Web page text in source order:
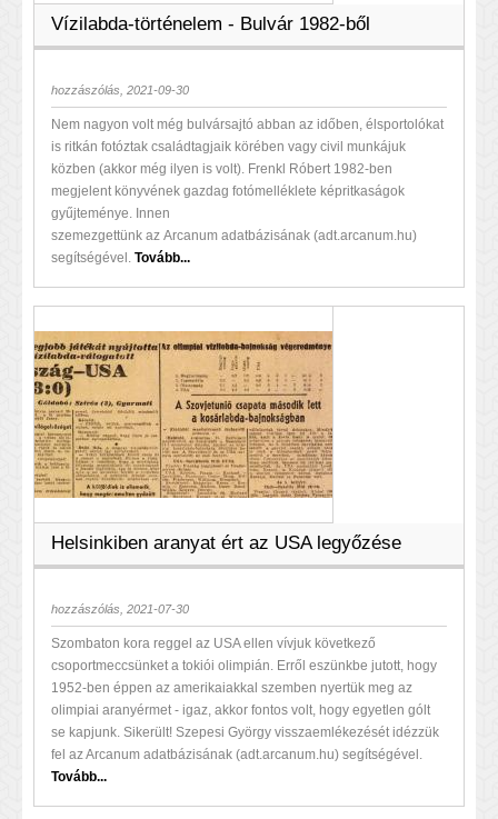
Vízilabda-történelem - Bulvár 1982-ből
hozzászólás, 2021-09-30
Nem nagyon volt még bulvársajtó abban az időben, élsportolókat
is ritkán fotóztak családtagjaik körében vagy civil munkájuk
közben (akkor még ilyen is volt). Frenkl Róbert 1982-ben
megjelent könyvének gazdag fotómelléklete képritkaságok
gyűjteménye. Innen
szemezgettünk az Arcanum adatbázisának (adt.arcanum.hu)
segítségével. Tovább...
Helsinkiben aranyat ért az USA legyőzése
hozzászólás, 2021-07-30
Szombaton kora reggel az USA ellen vívjuk következő
csoportmeccsünket a tokiói olimpián. Erről eszünkbe jutott, hogy
1952-ben éppen az amerikaiakkal szemben nyertük meg az
olimpiai aranyérmet - igaz, akkor fontos volt, hogy egyetlen gólt
se kapjunk. Sikerült! Szepesi György visszaemlékezését idézzük
fel az Arcanum adatbázisának (adt.arcanum.hu) segítségével.
Tovább...